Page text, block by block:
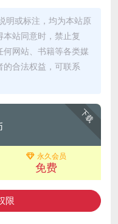
明或标注，均为本站原
站同意时，禁止复
网站、书籍等各类媒
合法权益，可联系
下载
永久会员
免费
限